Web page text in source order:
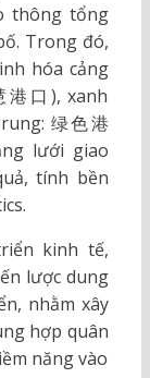
thông tổng
Trong đó,
hóa cảng
港口), xanh
绿色港
lưới giao
tính bền
kinh tế,
lược dung
nhằm xây
hợp quân
năng vào